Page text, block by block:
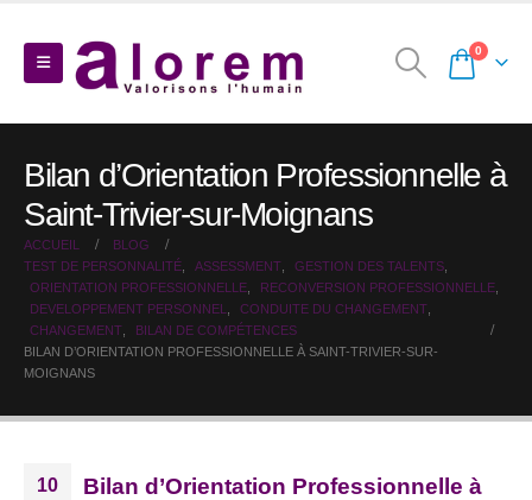
0
Bilan d’Orientation Professionnelle à
Saint-Trivier-sur-Moignans
ACCUEIL
BLOG
TEST DE PERSONNALITÉ
ASSESSMENT GESTION DES TALENTS
ORIENTATION PROFESSIONNELLE
RECONVERSION PROFESSIONNELLE
DEVELOPPEMENT PERSONNEL
CONDUITE DU CHANGEMENT
CHANGEMENT
BILAN DE COMPÉTENCES
BILAN D’ORIENTATION PROFESSIONNELLE À SAINT-TRIVIER-SUR-
MOIGNANS
10
Bilan d’Orientation Professionnelle à